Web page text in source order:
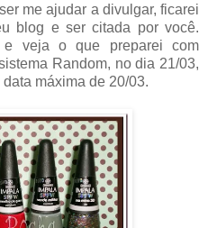
me ajudar a divulgar, ficarei
blog e ser citada por você.
e veja o que preparei com
Random, no dia 21/03,
máxima de 20/03.